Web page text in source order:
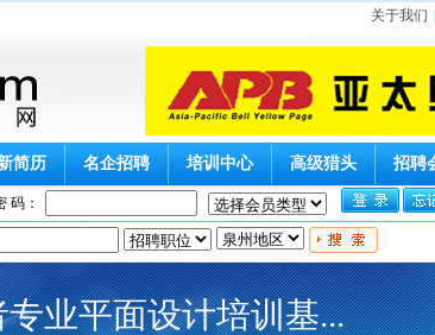
关于我们
简历 名企招聘 培训中心 高级猎头 招聘
码：
业平面设计培训基...